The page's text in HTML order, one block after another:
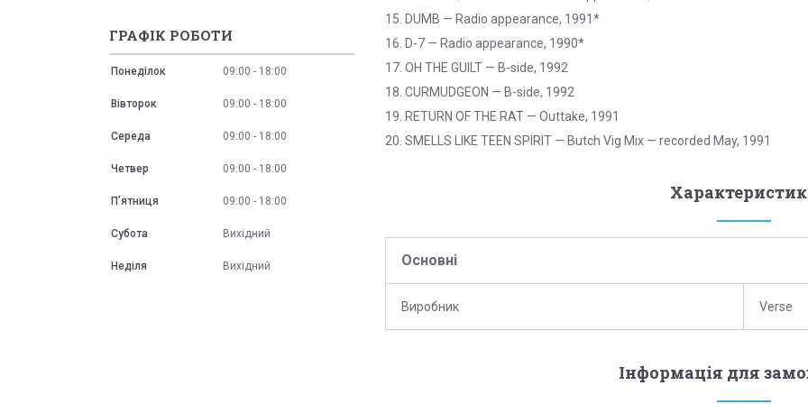
15. DUMB — Radio appearance, 1991*
16. D-7 — Radio appearance, 1990*
17. OH THE GUILT — B-side, 1992
18. CURMUDGEON — B-side, 1992
19. RETURN OF THE RAT — Outtake, 1991
20. SMELLS LIKE TEEN SPIRIT — Butch Vig Mix — recorded May, 1991
Основні
Виробник Verse
Інформація для
ГРАФІК РОБОТИ
Понеділок 09:00 18:00
Вівторок 09:00 18:00
Середа 09:00 18:00
Четвер 09:00 18:00
Пʼятниця 09:00 18:00
Субота Вихідний
Неділя Вихідний